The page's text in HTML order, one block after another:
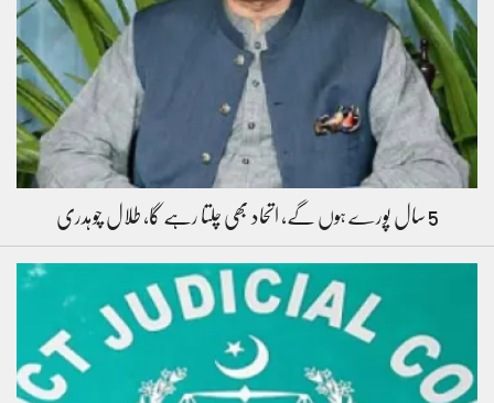
5 سال پورے ہوں گے، اتحاد بھی چلتا رہے گا، طلال چوہدری